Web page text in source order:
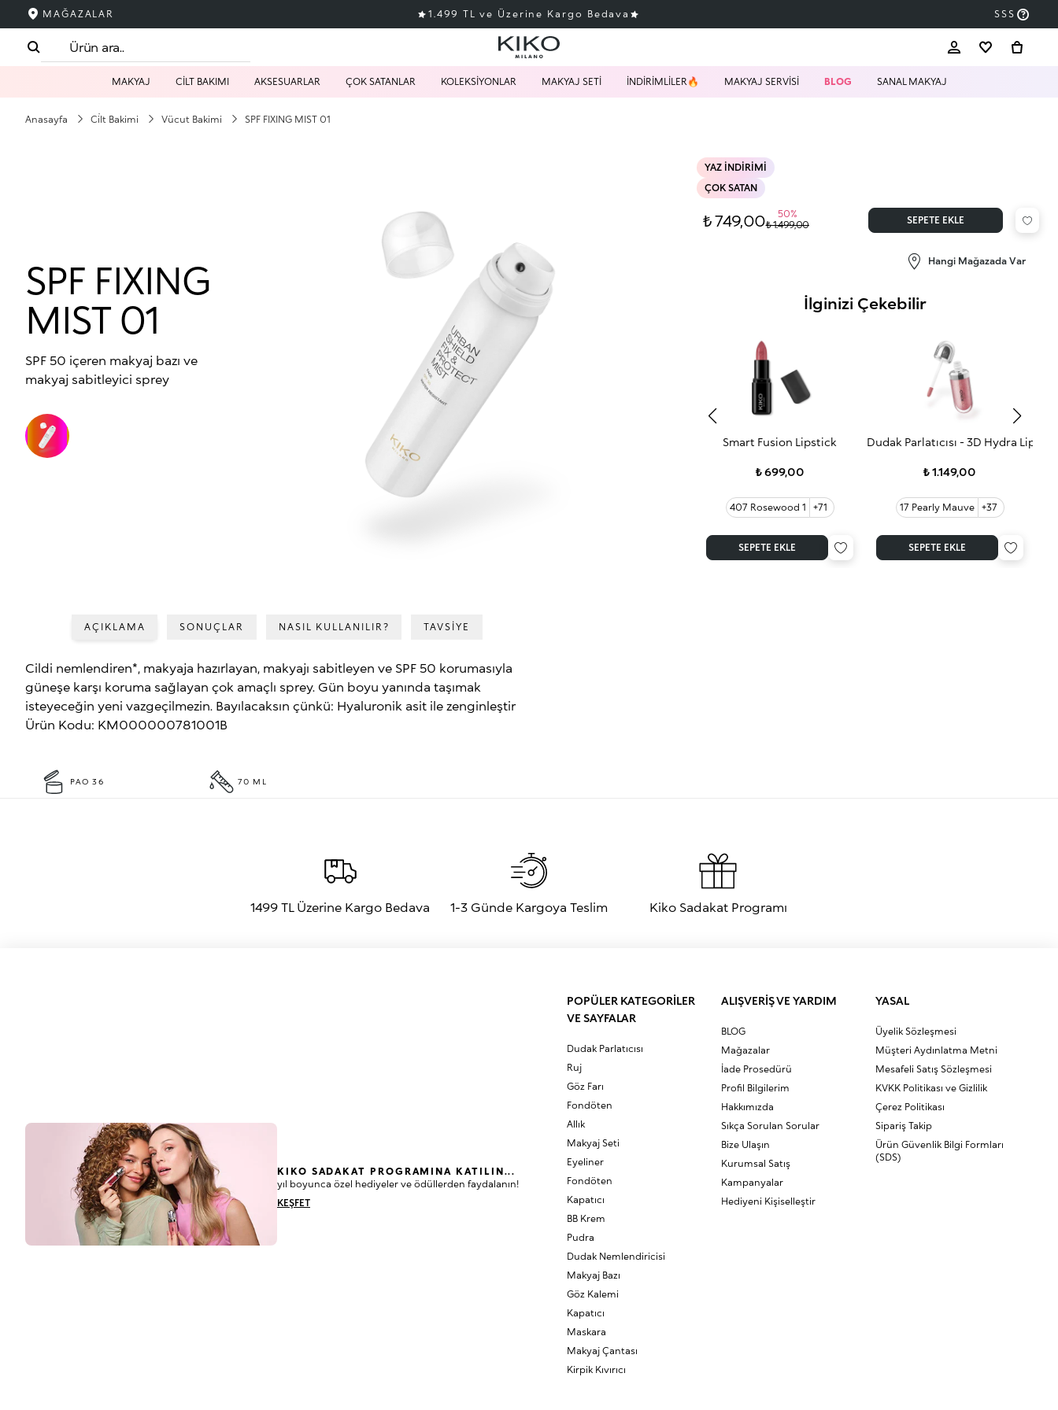
MAĞAZALAR 1.499 TL ve Üzerine Kargo Bedava SSS
MAKYAJ CİLT BAKIMI AKSESUARLAR ÇOK SATANLAR KOLEKSİYONLAR MAKYAJ SETİ İNDİRİMLİLER🔥 MAKYAJ SERVİSİ BLOG SANAL MAKYAJ
Anasayfa Ci̇lt Bakimi Vücut Bakimi SPF FIXING MIST 01
SPF FIXING
MIST 01
SPF 50 içeren makyaj bazı ve
makyaj sabitleyici sprey
YAZ İNDIRIMI
ÇOK SATAN
₺ 749,00
50%
₺ 1.499,00
SEPETE EKLE
Hangi Mağazada Var
İlginizi Çekebilir
Smart Fusion Lipstick
₺ 699,00
407 Rosewood 1 +71
SEPETE EKLE
Dudak Parlatıcısı - 3D Hydra Lip
₺ 1.149,00
17 Pearly Mauve +37
SEPETE EKLE
AÇIKLAMA SONUÇLAR NASIL KULLANILIR? TAVSİYE
Cildi nemlendiren*, makyaja hazırlayan, makyajı sabitleyen ve SPF 50 korumasıyla
güneşe karşı koruma sağlayan çok amaçlı sprey. Gün boyu yanında taşımak
isteyeceğin yeni vazgeçilmezin. Bayılacaksın çünkü: Hyaluronik asit ile zenginleştir
Ürün Kodu: KM000000781001B
PAO 36 70 ML
1499 TL Üzerine Kargo Bedava 1-3 Günde Kargoya Teslim Kiko Sadakat Programı
KIKO SADAKAT PROGRAMINA KATILIN...
yıl boyunca özel hediyeler ve ödüllerden faydalanın!
KEŞFET
POPÜLER KATEGORİLER
VE SAYFALAR
Dudak Parlatıcısı
Ruj
Göz Farı
Fondöten
Allık
Makyaj Seti
Eyeliner
Fondöten
Kapatıcı
BB Krem
Pudra
Dudak Nemlendiricisi
Makyaj Bazı
Göz Kalemi
Kapatıcı
Maskara
Makyaj Çantası
Kirpik Kıvırıcı
ALIŞVERİŞ VE YARDIM
BLOG
Mağazalar
İade Prosedürü
Profil Bilgilerim
Hakkımızda
Sıkça Sorulan Sorular
Bize Ulaşın
Kurumsal Satış
Kampanyalar
Hediyeni Kişiselleştir
YASAL
Üyelik Sözleşmesi
Müşteri Aydınlatma Metni
Mesafeli Satış Sözleşmesi
KVKK Politikası ve Gizlilik
Çerez Politikası
Sipariş Takip
Ürün Güvenlik Bilgi Formları
(SDS)